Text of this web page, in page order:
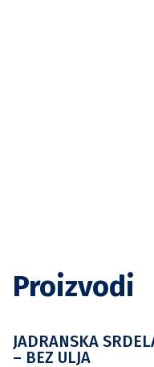
Proizvodi
JADRANSKA
– BEZ ULJA